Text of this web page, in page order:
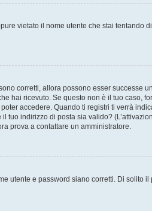
vietato il nome utente che stai
corretti, allora possono esser successe
hai ricevuto. Se questo non è il tuo caso,
accedere. Quando ti registri ti verrà
tuo indirizzo di posta sia valido?
prova a contattare un amministratore.
utente e password siano corretti. Di solito